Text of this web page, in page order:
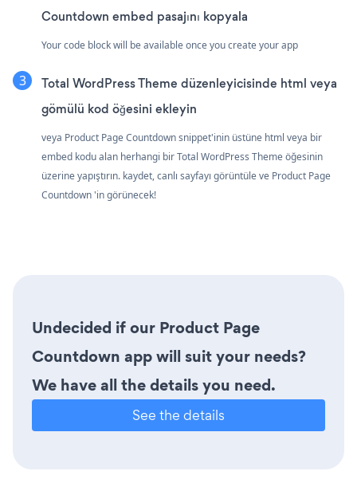
Countdown embed pasajını kopyala
Your code block will be available once you create your app
Total WordPress Theme düzenleyicisinde html veya
gömülü kod öğesini ekleyin
veya Product Page Countdown snippet'inin üstüne html veya bir
embed kodu alan herhangi bir Total WordPress Theme öğesinin
üzerine yapıştırın. kaydet, canlı sayfayı görüntüle ve Product Page
Countdown 'in görünecek!
Undecided if our Product Page
Countdown app will suit your needs?
We have all the details you need.
See the details